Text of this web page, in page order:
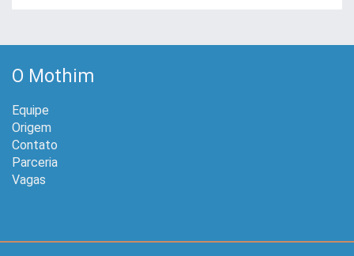
O Mothim
Equipe
Origem
Contato
Parceria
Vagas